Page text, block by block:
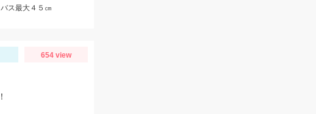
ス最大４５㎝
654 view